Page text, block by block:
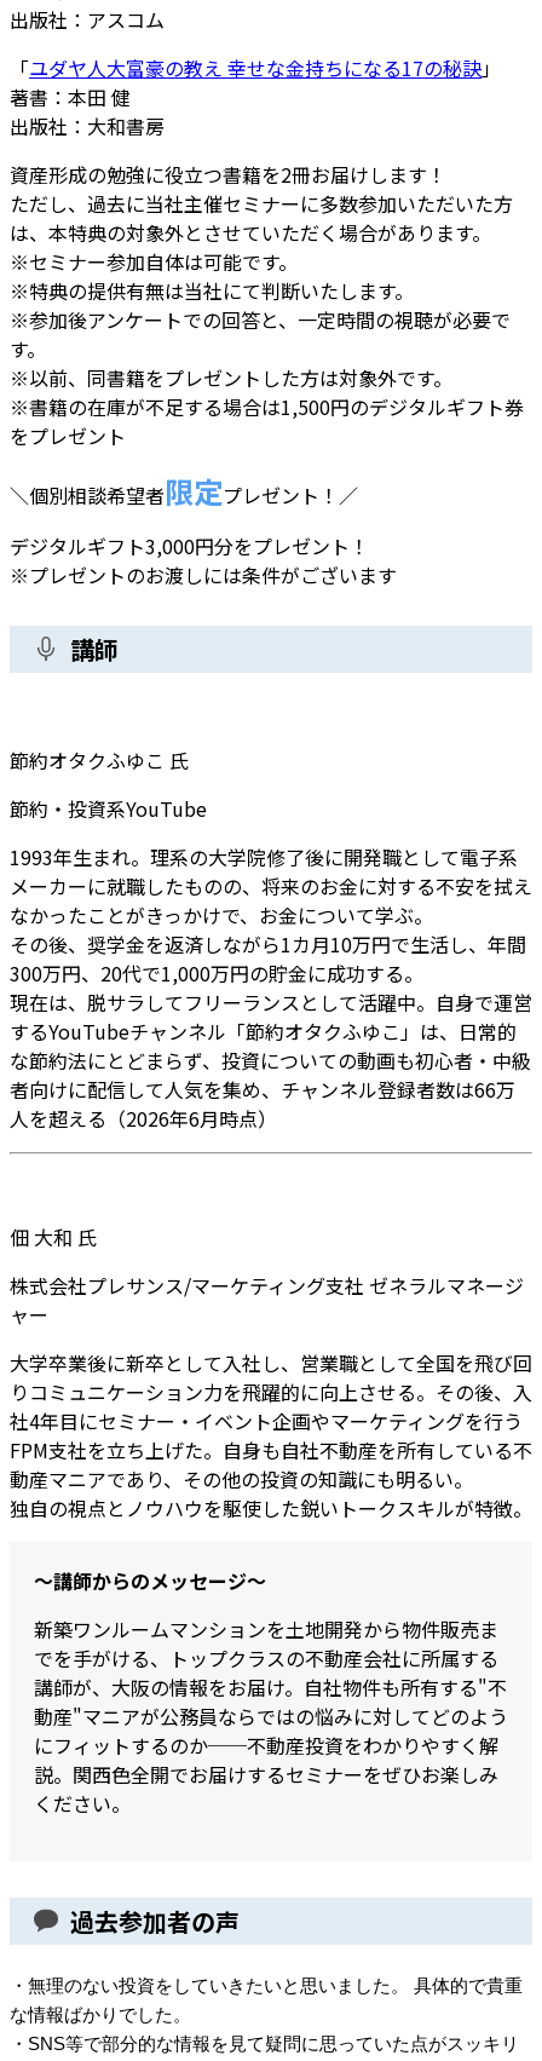
出版社：アスコム
「ユダヤ人大富豪の教え 幸せな金持ちになる17の秘訣」
著書：本田 健
出版社：大和書房
資産形成の勉強に役立つ書籍を2冊お届けします！
ただし、過去に当社主催セミナーに多数参加いただいた方
は、本特典の対象外とさせていただく場合があります。
※セミナー参加自体は可能です。
※特典の提供有無は当社にて判断いたします。
※参加後アンケートでの回答と、一定時間の視聴が必要で
す。
※以前、同書籍をプレゼントした方は対象外です。
※書籍の在庫が不足する場合は1,500円のデジタルギフト券
をプレゼント
＼個別相談希望者限定プレゼント！／
デジタルギフト3,000円分をプレゼント！
※プレゼントのお渡しには条件がございます
講師
節約オタクふゆこ 氏
節約・投資系YouTube
1993年生まれ。理系の大学院修了後に開発職として電子系
メーカーに就職したものの、将来のお金に対する不安を拭え
なかったことがきっかけで、お金について学ぶ。
その後、奨学金を返済しながら1カ月10万円で生活し、年間
300万円、20代で1,000万円の貯金に成功する。
現在は、脱サラしてフリーランスとして活躍中。自身で運営
するYouTubeチャンネル「節約オタクふゆこ」は、日常的
な節約法にとどまらず、投資についての動画も初心者・中級
者向けに配信して人気を集め、チャンネル登録者数は66万
人を超える（2026年6月時点）
佃 大和 氏
株式会社プレサンス/マーケティング支社 ゼネラルマネージ
ャー
大学卒業後に新卒として入社し、営業職として全国を飛び回
りコミュニケーション力を飛躍的に向上させる。その後、入
社4年目にセミナー・イベント企画やマーケティングを行う
FPM支社を立ち上げた。自身も自社不動産を所有している不
動産マニアであり、その他の投資の知識にも明るい。
独自の視点とノウハウを駆使した鋭いトークスキルが特徴。
～講師からのメッセージ～
新築ワンルームマンションを土地開発から物件販売ま
でを手がける、トップクラスの不動産会社に所属する
講師が、大阪の情報をお届け。自社物件も所有する"不
動産"マニアが公務員ならではの悩みに対してどのよう
にフィットするのか──不動産投資をわかりやすく解
説。関西色全開でお届けするセミナーをぜひお楽しみ
ください。
過去参加者の声
・無理のない投資をしていきたいと思いました。
具体的で貴重
な情報ばかりでした。
・SNS等で部分的な情報を見て疑問に思っていた点がスッキリ